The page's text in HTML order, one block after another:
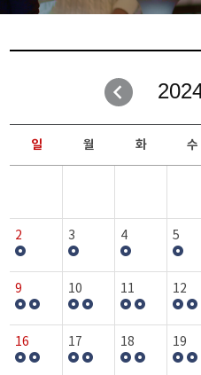
일 월 화 수
2 3 4 5
9 10 11 12
16 17 18 19